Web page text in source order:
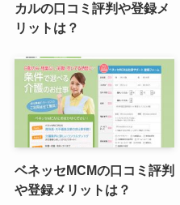
カルの口コミ評判や登録メ
リットは？
ベネッセMCMの口コミ評判
や登録メリットは？